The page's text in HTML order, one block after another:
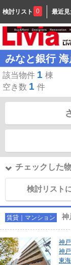
検討リスト 0 最近
みなと銀行
該当物件 1 棟
空き数 1 件
チェックした
検討リスト
賃貸｜マンション 神
神
神
東